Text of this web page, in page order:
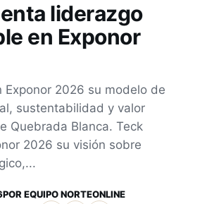
liderazgo
en Exponor
Exponor 2026 su modelo de
sustentabilidad y valor
Quebrada Blanca. Teck
2026 su visión sobre
POR EQUIPO NORTEONLINE